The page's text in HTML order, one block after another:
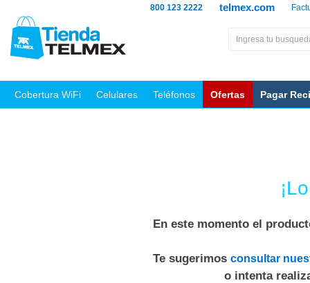
telmex.com
800 123 2222
Cobertura WiFi Celulares Teléfonos Ofertas Pagar
En este momento el
Te sugerimos consultar
o intenta